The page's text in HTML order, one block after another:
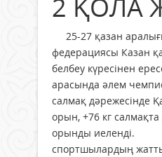
2 ҚОЛА
25-27 қазан
федерациясы Казан
белбеу күресінен
арасында әлем
салмақ дәрежесінде
орын, +76 кг
орынды иеленді.
спортшылардың